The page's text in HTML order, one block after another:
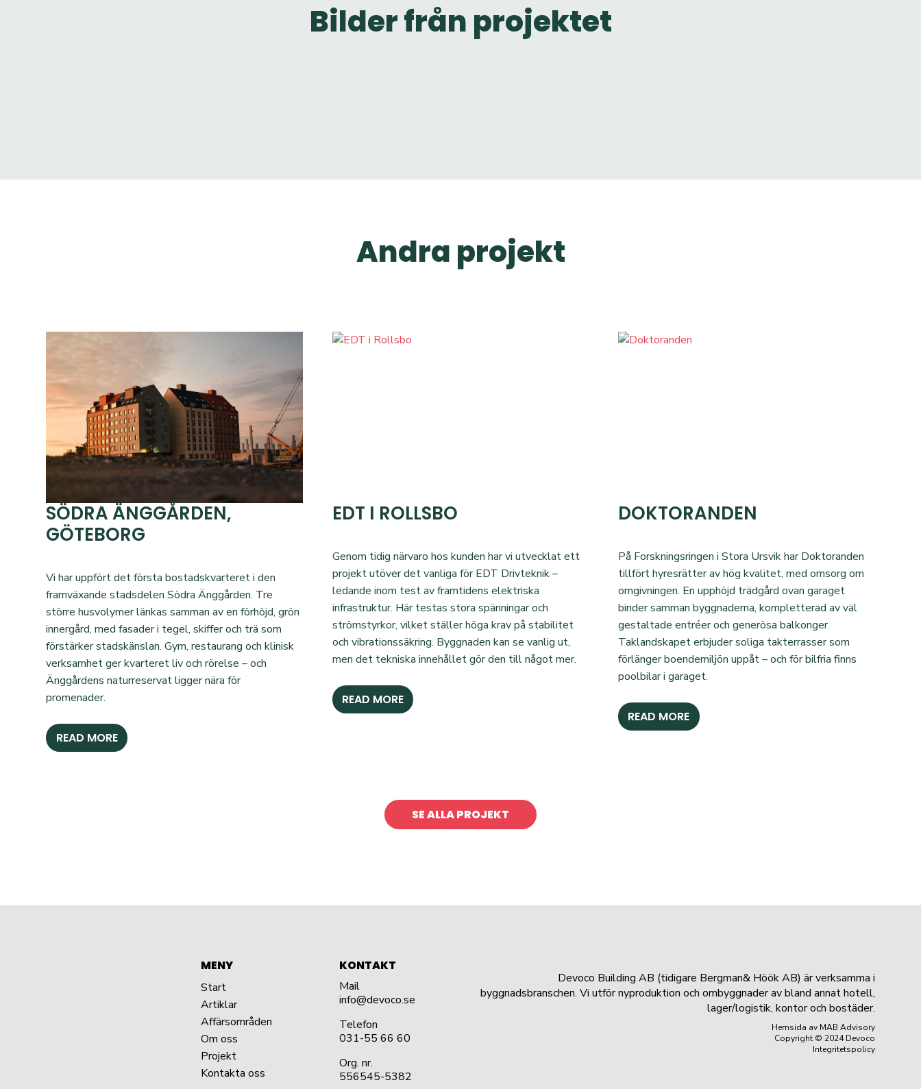
Bilder från projektet
Andra projekt
SÖDRA ÄNGGÅRDEN,
GÖTEBORG
Vi har uppfört det första bostadskvarteret i den
framväxande stadsdelen Södra Änggården. Tre
större husvolymer länkas samman av en förhöjd, grön
innergård, med fasader i tegel, skiffer och trä som
förstärker stadskänslan. Gym, restaurang och klinisk
verksamhet ger kvarteret liv och rörelse – och
Änggårdens naturreservat ligger nära för
promenader.
READ MORE
EDT I ROLLSBO
Genom tidig närvaro hos kunden har vi utvecklat ett
projekt utöver det vanliga för EDT Drivteknik –
ledande inom test av framtidens elektriska
infrastruktur. Här testas stora spänningar och
strömstyrkor, vilket ställer höga krav på stabilitet
och vibrationssäkring. Byggnaden kan se vanlig ut,
men det tekniska innehållet gör den till något mer.
READ MORE
DOKTORANDEN
På Forskningsringen i Stora Ursvik har Doktoranden
tillfört hyresrätter av hög kvalitet, med omsorg om
omgivningen. En upphöjd trädgård ovan garaget
binder samman byggnaderna, kompletterad av väl
gestaltade entréer och generösa balkonger.
Taklandskapet erbjuder soliga takterrasser som
förlänger boendemiljön uppåt – och för bilfria finns
poolbilar i garaget.
READ MORE
SE ALLA PROJEKT
MENY
Start
Artiklar
Affärsområden
Om oss
Projekt
Kontakta oss
KONTAKT
Mail
info@devoco.se
Telefon
031-55 66 60
Org. nr.
556545-5382
Devoco Building AB (tidigare Bergman& Höök AB) är verksamma i
byggnadsbranschen. Vi utför nyproduktion och ombyggnader av bland annat hotell,
lager/logistik, kontor och bostäder.
Hemsida av MAB Advisory
Copyright © 2024 Devoco
Integritetspolicy